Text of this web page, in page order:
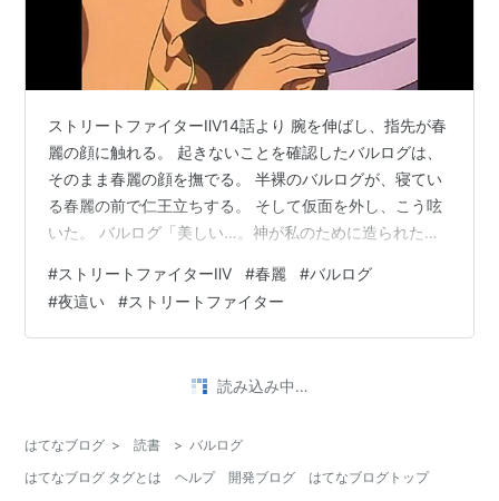
ストリートファイターⅡV14話より 腕を伸ばし、指先が春
麗の顔に触れる。 起きないことを確認したバルログは、
そのまま春麗の顔を撫でる。 半裸のバルログが、寝てい
る春麗の前で仁王立ちする。 そして仮面を外し、こう呟
いた。 バルログ「美しい…。神が私のために造られた芸
#ストリートファイターⅡV #春麗 #バルログ
#夜這い #ストリートファイター
読み込み中…
はてなブログ > 読書 > バルログ
はてなブログ タグとは
ヘルプ 開発ブログ はてなブログトップ